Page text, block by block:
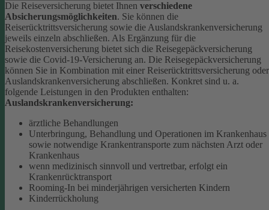
Die Reiseversicherung bietet Ihnen verschiedene
Absicherungsmöglichkeiten. Sie können die
Reiserücktrittsversicherung sowie die Auslandskrankenversicherung
jeweils einzeln abschließen. Als Ergänzung für die
Reisekostenversicherung bietet sich die Reisegepäckversicherung
sowie die Covid-19-Versicherung an. Die Reisegepäckversicherung
können Sie in Kombination mit einer Reiserücktrittsversicherung oder
Auslandskrankenversicherung abschließen. Konkret sind u. a.
folgende Leistungen in den Produkten enthalten:
Auslandskrankenversicherung:
ärztliche Behandlungen
Unterbringung, Behandlung und Operationen im Krankenhaus
sowie notwendige Krankentransporte zum nächsten Arzt oder
Krankenhaus
wenn medizinisch sinnvoll und vertretbar, erfolgt ein
Krankenrücktransport
Rooming-In bei minderjährigen versicherten Kindern
Kinderrückholung